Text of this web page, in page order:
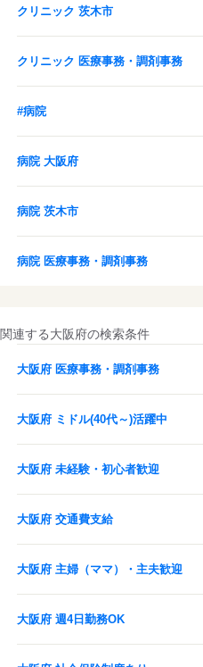
クリニック 茨木市
クリニック 医療事務・調剤事務
#病院
病院 大阪府
病院 茨木市
病院 医療事務・調剤事務
関連する大阪府の検索条件
大阪府 医療事務・調剤事務
大阪府 ミドル(40代～)活躍中
大阪府 未経験・初心者歓迎
大阪府 交通費支給
大阪府 主婦（ママ）・主夫歓迎
大阪府 週4日勤務OK